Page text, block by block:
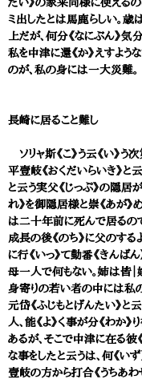
だい》の家来同様に使えるの
ミ出したとは馬鹿らしい。歳
上だが、何分《なにぶん》気
私を中津に還《か》えすよう
のが、私の身には一大災難。
長崎に居ること難し
ソリャ斯《こ》う云《い》う
平壹岐《おくだいらいき》と
と云う実父《じっぷ》の隠居
れ》を御隠居様と崇《あが》
は二十年前に死んで居るの
成長の後《のち》に父のする
に行《いっ》て勤番《きんば
母一人で何もない。姉は皆｜
身寄りの若い者の中には私
元岱《ふじもとげんたい》と
人、能《よ》く事が分《わか
あるが、そこで中津に在る
な事をしたと云うは、何《い
壹岐の方から打合《うちあわ